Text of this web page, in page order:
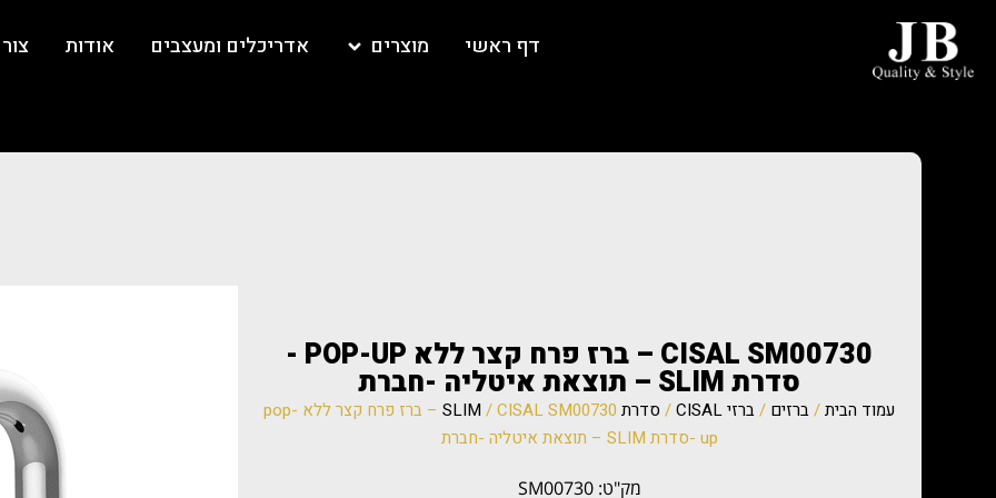
דף ראשי מוצרים אדריכלים ומעצבים אודות
CISAL SM00730 – ברז פרח קצר ללא POP-UP -
סדרת SLIM – תוצאת איטליה -חברת
עמוד הבית/ברזים /ברזי CISAL / סדרת SLIM
/ CISAL SM00730 – ברז פרח קצר ללא pop-
up -סדרת SLIM – תוצאת איטליה -חברת
מק"ט: SM00730